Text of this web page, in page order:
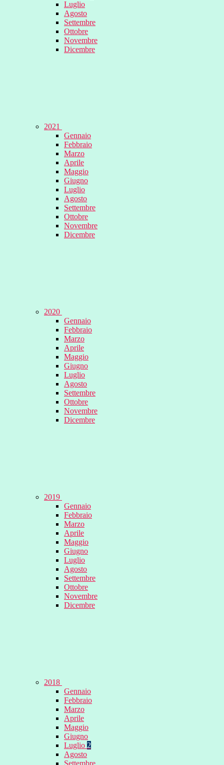
Luglio
Agosto
Settembre
Ottobre
Novembre
Dicembre
2021
Gennaio
Febbraio
Marzo
Aprile
Maggio
Giugno
Luglio
Agosto
Settembre
Ottobre
Novembre
Dicembre
2020
Gennaio
Febbraio
Marzo
Aprile
Maggio
Giugno
Luglio
Agosto
Settembre
Ottobre
Novembre
Dicembre
2019
Gennaio
Febbraio
Marzo
Aprile
Maggio
Giugno
Luglio
Agosto
Settembre
Ottobre
Novembre
Dicembre
2018
Gennaio
Febbraio
Marzo
Aprile
Maggio
Giugno
Luglio 2
Agosto